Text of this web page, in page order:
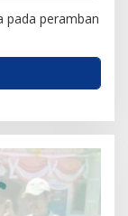
pada peramban